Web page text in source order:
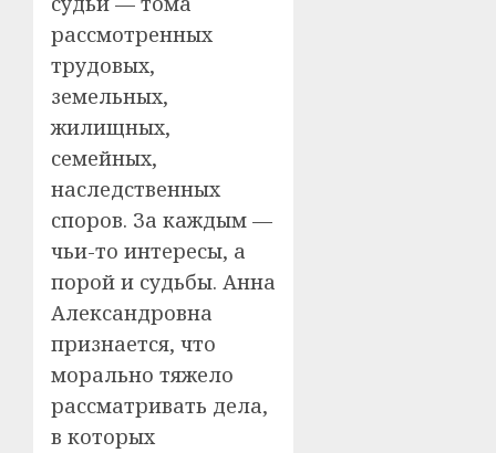
рассмотренных
трудовых,
земельных,
жилищных,
семейных,
наследственных
споров. За каждым —
чьи-то интересы, а
порой и судьбы. Анна
Александровна
признается, что
морально тяжело
рассматривать дела,
в которых